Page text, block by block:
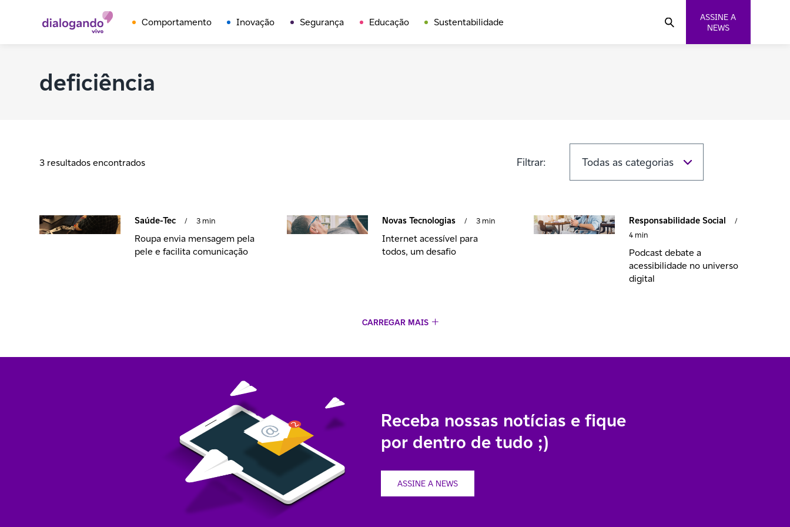
Comportamento Inovação Segurança Educação Sustentabilidade
ASSINE A
NEWS
deficiência
3 resultados encontrados Filtrar:
Saúde-Tec / 3 min
Roupa envia mensagem pela
pele e facilita comunicação
Novas Tecnologias / 3 min
Internet acessível para
todos, um desafio
Responsabilidade Social
/
4 min
Podcast debate a
acessibilidade no universo
digital
CARREGAR MAIS
Receba nossas notícias e fique
por dentro de tudo ;)
ASSINE A NEWS